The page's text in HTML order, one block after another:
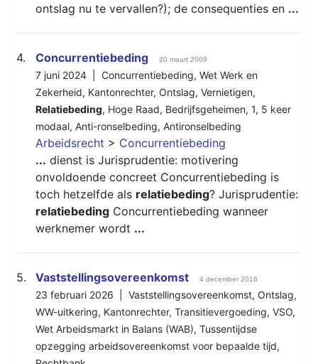
ontslag nu te vervallen?); de consequenties en ...
4. Concurrentiebeding 20 maart 2009
7 juni 2024 | Concurrentiebeding, Wet Werk en
Zekerheid, Kantonrechter, Ontslag, Vernietigen,
Relatiebeding, Hoge Raad, Bedrijfsgeheimen, 1, 5 keer
modaal, Anti-ronselbeding, Antironselbeding
Arbeidsrecht > Concurrentiebeding
... dienst is Jurisprudentie: motivering
onvoldoende concreet Concurrentiebeding is
toch hetzelfde als relatiebeding? Jurisprudentie:
relatiebeding Concurrentiebeding wanneer
werknemer wordt ...
5. Vaststellingsovereenkomst 4 december 2016
23 februari 2026 | Vaststellingsovereenkomst, Ontslag,
WW-uitkering, Kantonrechter, Transitievergoeding, VSO,
Wet Arbeidsmarkt in Balans (WAB), Tussentijdse
opzegging arbeidsovereenkomst voor bepaalde tijd,